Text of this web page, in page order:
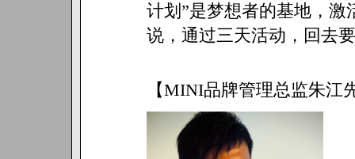
计划”是梦想者的基地，
说，通过三天活动，回去
【MINI品牌管理总监朱江